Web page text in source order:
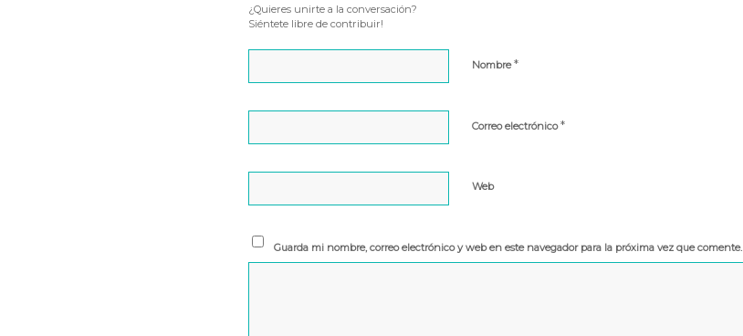
¿Quieres unirte a la conversación?
Siéntete libre de contribuir!
Nombre*
Correo electrónico*
Web
Guarda mi nombre, correo electrónico y web en este navegador para la próxima vez que comente.